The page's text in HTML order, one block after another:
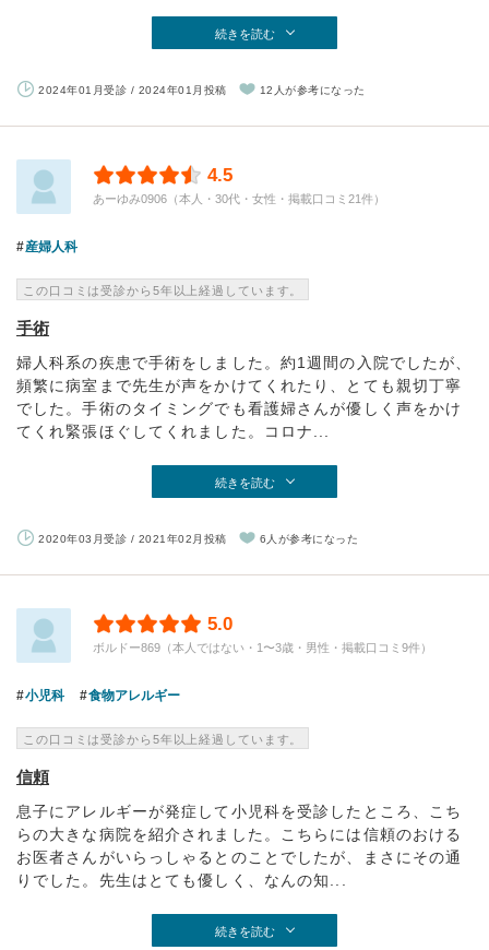
続きを読む
2024年01月受診 / 2024年01月投稿 12人が参考になった
4.5
あーゆみ0906（本人・30代・女性・掲載口コミ21件）
産婦人科
この口コミは受診から5年以上経過しています。
手術
婦人科系の疾患で手術をしました。約1週間の入院でしたが、
頻繁に病室まで先生が声をかけてくれたり、とても親切丁寧
でした。手術のタイミングでも看護婦さんが優しく声をかけ
てくれ緊張ほぐしてくれました。コロナ...
続きを読む
2020年03月受診 / 2021年02月投稿 6人が参考になった
5.0
ボルドー869（本人ではない・1〜3歳・男性・掲載口コミ9件）
小児科 食物アレルギー
この口コミは受診から5年以上経過しています。
信頼
息子にアレルギーが発症して小児科を受診したところ、こち
らの大きな病院を紹介されました。こちらには信頼のおける
お医者さんがいらっしゃるとのことでしたが、まさにその通
りでした。先生はとても優しく、なんの知...
続きを読む